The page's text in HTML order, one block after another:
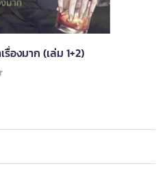
องมาก (เล่ม 1+2)